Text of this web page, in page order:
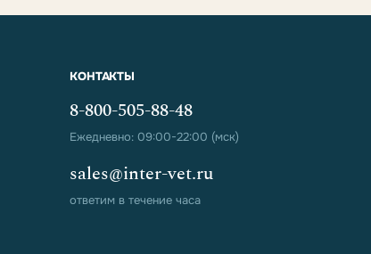
КОНТАКТЫ
8-800-505-88-48
Ежедневно: 09:00-22:00 (мск)
sales@inter-vet.ru
ответим в течение часа